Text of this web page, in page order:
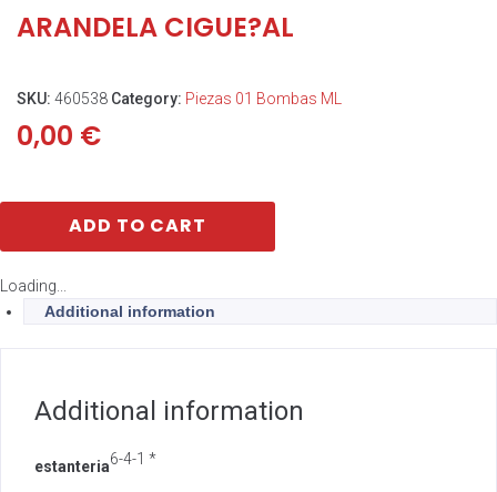
ARANDELA CIGUE?AL
SKU: 460538 Category: Piezas 01 Bombas ML
0,00 €
ADD TO CART
Loading...
Additional information
Additional information
estanteria6-4-1 *